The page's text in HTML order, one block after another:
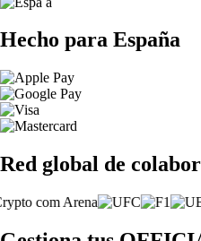
Hecho para España
Red global de